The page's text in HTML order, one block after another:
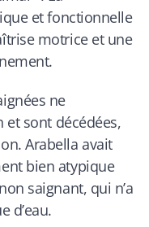
et fonctionnelle
motrice et une
ne
sont décédées,
Arabella avait
bien atypique
saignant, qui n’a
d’eau.